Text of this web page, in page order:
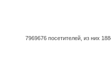
7969676 посетителей, из них